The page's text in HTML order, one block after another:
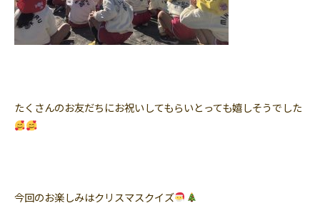
たくさんのお友だちにお祝いしてもらいとっても嬉しそうでした
今回のお楽しみはクリスマスクイズ